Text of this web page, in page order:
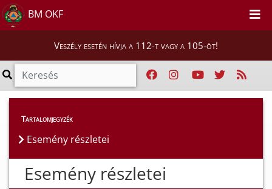
BM OKF
Veszély esetén hívja a 112-t vagy a 105-öt!
Esemény részletei
Tartalomjegyzék
Esemény részletei
Esemény részletei